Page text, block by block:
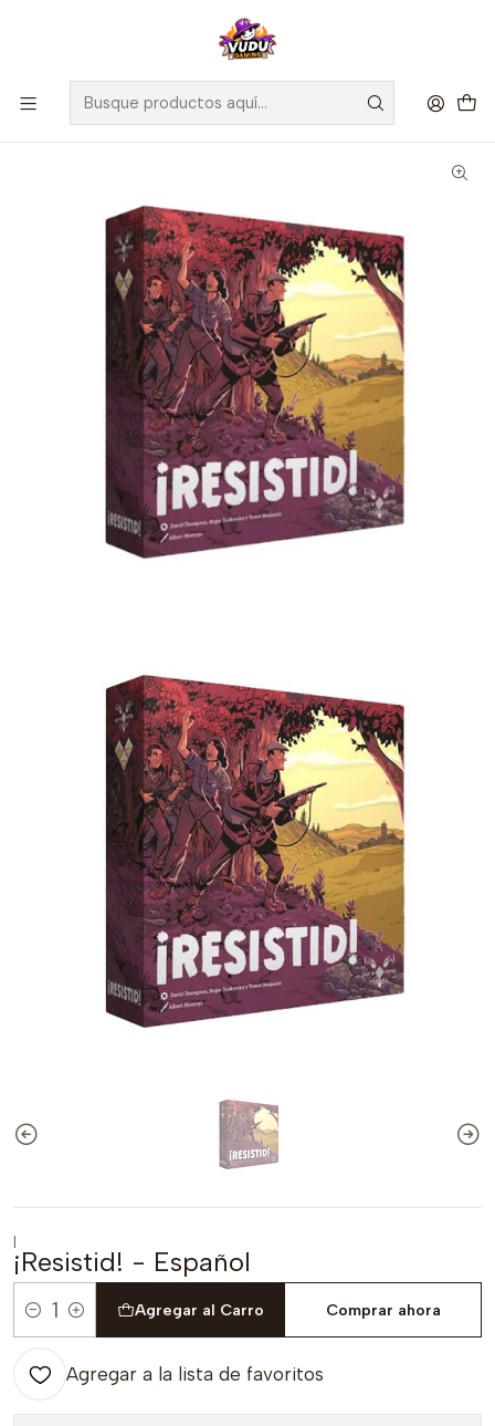
🚀 ¡Despachamos a todo Chile! Envío GRATIS a Regiones sobre
$100.000 y a RM sobre $35.000
Juegos de Mesa Competitivos ¡Resistid! - Español
|
¡Resistid! - Español
Cantidad
Agregar al Carro Comprar ahora
Agregar a la lista de favoritos